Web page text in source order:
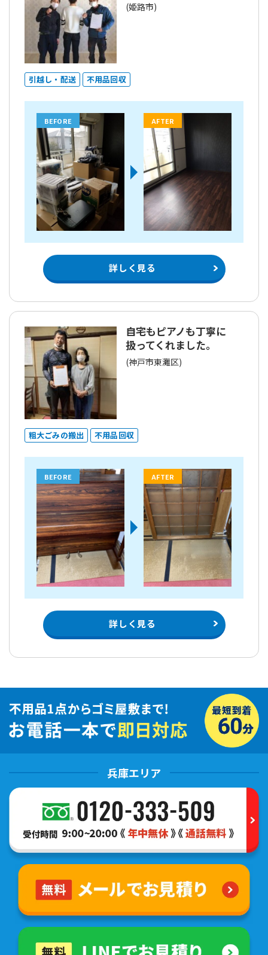
(姫路市)
引越し・配送 不用品回収
BEFORE AFTER
詳しく見る
自宅もピアノも丁寧に
扱ってくれました。
(神戸市東灘区)
粗大ごみの搬出 不用品回収
BEFORE AFTER
詳しく見る
兵庫エリア